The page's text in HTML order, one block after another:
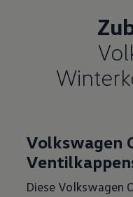
Volkswagen
Diese Volkswagen